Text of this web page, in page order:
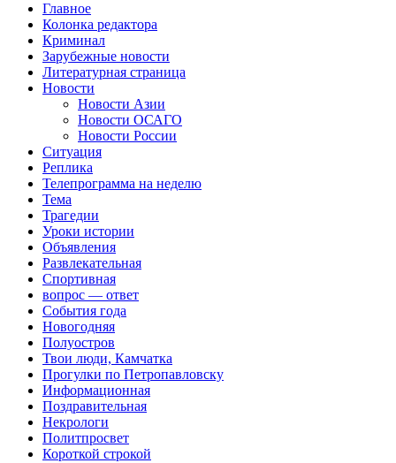
Главное
Колонка редактора
Криминал
Зарубежные новости
Литературная страница
Новости
Новости Азии
Новости ОСАГО
Новости России
Ситуация
Реплика
Телепрограмма на неделю
Тема
Трагедии
Уроки истории
Объявления
Развлекательная
Спортивная
вопрос — ответ
События года
Новогодняя
Полуостров
Твои люди, Камчатка
Прогулки по Петропавловску
Информационная
Поздравительная
Некрологи
Политпросвет
Короткой строкой